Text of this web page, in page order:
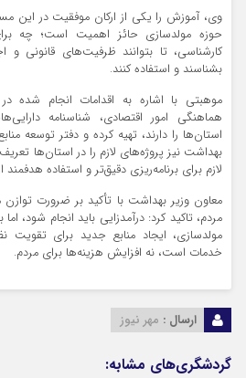
وی، آموزش را یکی از ارکان موفقیت در این
حوزه مولدسازی حائز اهمیت است؛ چه
کارشناسی، تا بتوانند ظرفیت‌های قانونی و
بشناسند و استفاده کنند.
موهبتی با اشاره به اقدامات انجام‌ شده
هماهنگی امور اقتصادی، شناسنامه
استان‌ها را دارند، تهیه کرده و دفتر توسعه
بهداشت نیز پروژه‌های لازم را در استان‌ها
لازم برای برنامه‌ریزی دقیق‌تر و استفاده هدفمند
معاون وزیر بهداشت با تأکید بر ضرورت
مردم، تاکید کرد: درآمدزایی باید انجام شود،
مولدسازی، ایجاد منابع جدید برای تقویت
خدمات است، نه افزایش هزینه‌ها برای مردم.
ارسال : مهر نیوز
گردشگری‌های مشابه: